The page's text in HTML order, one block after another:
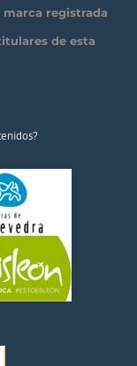
registrada
de esta